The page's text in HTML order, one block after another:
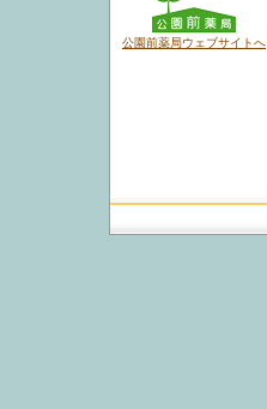
公園前薬局ウェブサイトへ